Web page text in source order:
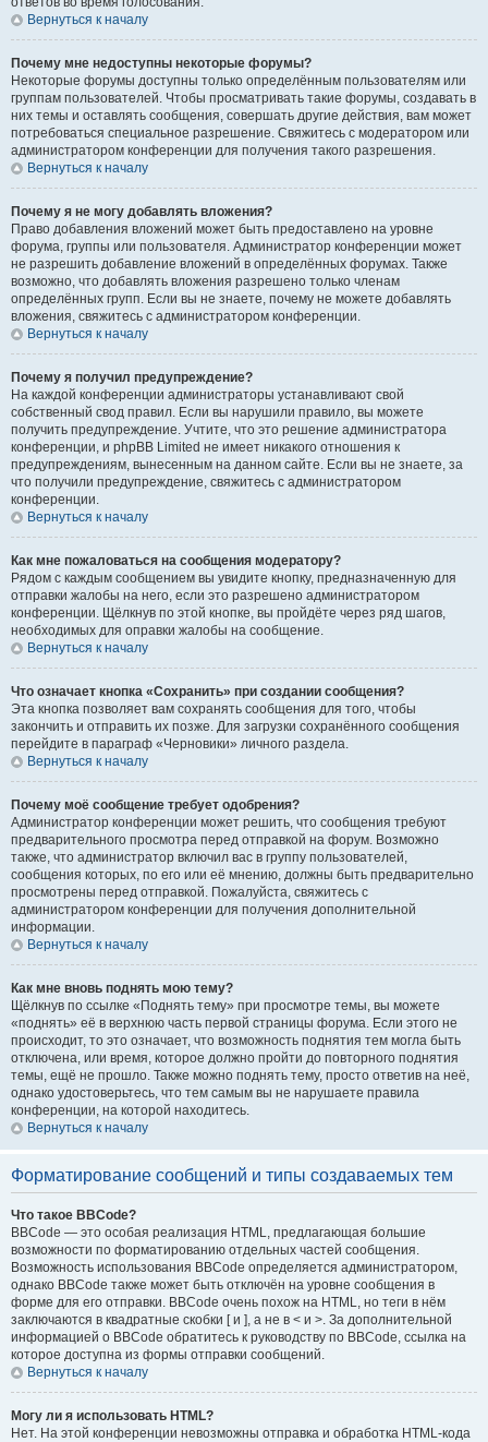
Вернуться к началу
Почему мне недоступны некоторые форумы?
Некоторые форумы доступны только определённым пользователям или
группам пользователей. Чтобы просматривать такие форумы, создавать в
них темы и оставлять сообщения, совершать другие действия, вам может
потребоваться специальное разрешение. Свяжитесь с модератором или
администратором конференции для получения такого разрешения.
Вернуться к началу
Почему я не могу добавлять вложения?
Право добавления вложений может быть предоставлено на уровне
форума, группы или пользователя. Администратор конференции может
не разрешить добавление вложений в определённых форумах. Также
возможно, что добавлять вложения разрешено только членам
определённых групп. Если вы не знаете, почему не можете добавлять
вложения, свяжитесь с администратором конференции.
Вернуться к началу
Почему я получил предупреждение?
На каждой конференции администраторы устанавливают свой
собственный свод правил. Если вы нарушили правило, вы можете
получить предупреждение. Учтите, что это решение администратора
конференции, и phpBB Limited не имеет никакого отношения к
предупреждениям, вынесенным на данном сайте. Если вы не знаете, за
что получили предупреждение, свяжитесь с администратором
конференции.
Вернуться к началу
Как мне пожаловаться на сообщения модератору?
Рядом с каждым сообщением вы увидите кнопку, предназначенную для
отправки жалобы на него, если это разрешено администратором
конференции. Щёлкнув по этой кнопке, вы пройдёте через ряд шагов,
необходимых для оправки жалобы на сообщение.
Вернуться к началу
Что означает кнопка «Сохранить» при создании сообщения?
Эта кнопка позволяет вам сохранять сообщения для того, чтобы
закончить и отправить их позже. Для загрузки сохранённого сообщения
перейдите в параграф «Черновики» личного раздела.
Вернуться к началу
Почему моё сообщение требует одобрения?
Администратор конференции может решить, что сообщения требуют
предварительного просмотра перед отправкой на форум. Возможно
также, что администратор включил вас в группу пользователей,
сообщения которых, по его или её мнению, должны быть предварительно
просмотрены перед отправкой. Пожалуйста, свяжитесь с
администратором конференции для получения дополнительной
информации.
Вернуться к началу
Как мне вновь поднять мою тему?
Щёлкнув по ссылке «Поднять тему» при просмотре темы, вы можете
«поднять» её в верхнюю часть первой страницы форума. Если этого не
происходит, то это означает, что возможность поднятия тем могла быть
отключена, или время, которое должно пройти до повторного поднятия
темы, ещё не прошло. Также можно поднять тему, просто ответив на неё,
однако удостоверьтесь, что тем самым вы не нарушаете правила
конференции, на которой находитесь.
Вернуться к началу
Форматирование сообщений и типы создаваемых тем
Что такое BBCode?
BBCode — это особая реализация HTML, предлагающая большие
возможности по форматированию отдельных частей сообщения.
Возможность использования BBCode определяется администратором,
однако BBCode также может быть отключён на уровне сообщения в
форме для его отправки. BBCode очень похож на HTML, но теги в нём
заключаются в квадратные скобки [ и ], а не в < и >. За дополнительной
информацией о BBCode обратитесь к руководству по BBCode, ссылка на
которое доступна из формы отправки сообщений.
Вернуться к началу
Могу ли я использовать HTML?
Нет. На этой конференции невозможны отправка и обработка HTML-кода